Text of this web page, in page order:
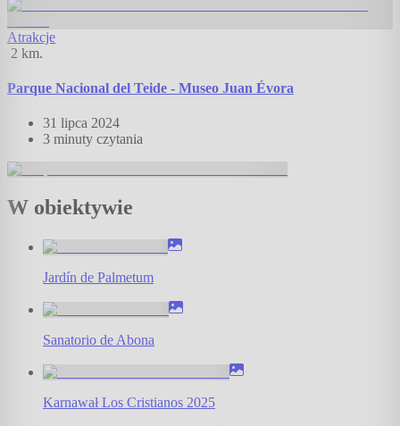
Atrakcje
2 km.
Parque Nacional del Teide - Museo Juan Évora
31 lipca 2024
3 minuty czytania
W obiektywie
Jardín de Palmetum
Sanatorio de Abona
Karnawał Los Cristianos 2025